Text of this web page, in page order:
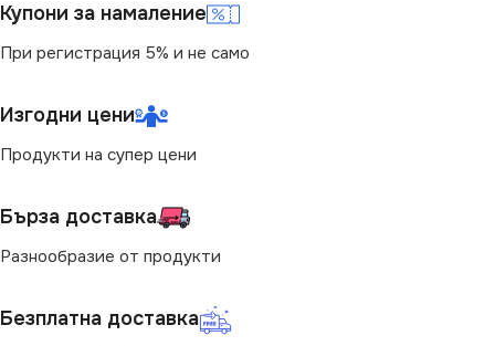
Купони за намаление
При регистрация 5% и не само
Изгодни цени
Продукти на супер цени
Бърза доставка
Разнообразие от продукти
Безплатна доставка